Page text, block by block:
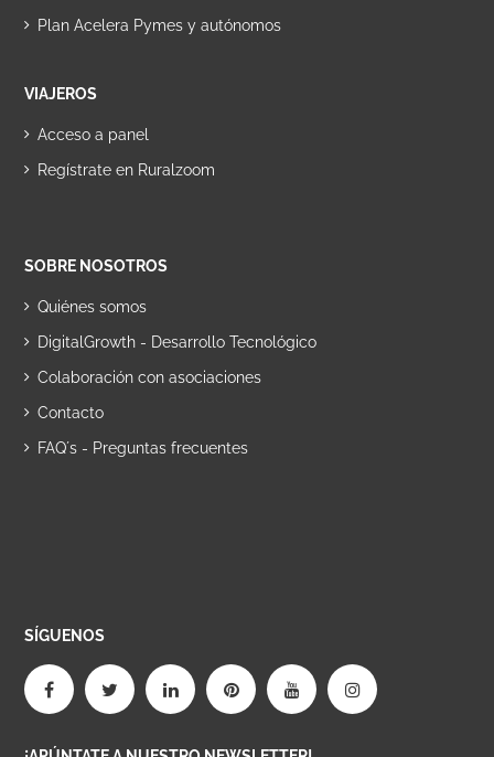
Plan Acelera Pymes y autónomos
VIAJEROS
Acceso a panel
Regístrate en Ruralzoom
SOBRE NOSOTROS
Quiénes somos
DigitalGrowth - Desarrollo Tecnológico
Colaboración con asociaciones
Contacto
FAQ´s - Preguntas frecuentes
SÍGUENOS